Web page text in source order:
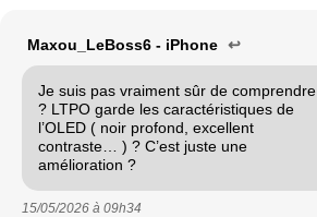
Maxou_LeBoss6 - iPhone ↩
Je suis pas vraiment sûr de comprendre
? LTPO garde les caractéristiques de
l’OLED ( noir profond, excellent
contraste… ) ? C’est juste une
amélioration ?
15/05/2026 à 09h34